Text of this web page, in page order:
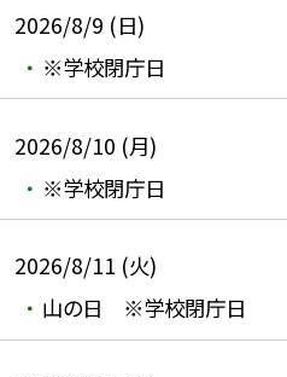
2026/8/9 (日)
※学校閉庁日
2026/8/10 (月)
※学校閉庁日
2026/8/11 (火)
山の日 ※学校閉庁日